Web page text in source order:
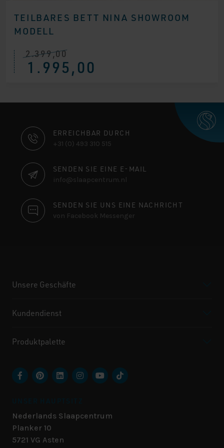
TEILBARES BETT NINA SHOWROOM
MODELL
2.399,00
Ursprünglicher
Preis
war:1.995,00
Aktueller
Preis
ist:
KONTAKTINFORMATIONEN
ERREICHBAR DURCH
+31 (0) 493 310 515
SENDEN SIE EINE E-MAIL
info@slaapcentrum.nl
SENDEN SIE UNS EINE NACHRICHT
von Facebook Messenger
Unsere Geschäfte
Kundendienst
Produktpalette
Nederlands Slaapcentrum
Planker 10
5721 VG Asten